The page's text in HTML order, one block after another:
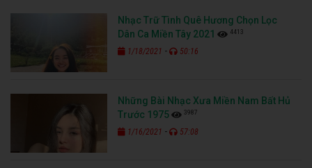
Nhạc Trữ Tình Quê Hương Chọn Lọc
Dân Ca Miền Tây 2021
4413
1/18/2021 - 50:16
Những Bài Nhạc Xưa Miền Nam Bất Hủ
Trước 1975
3987
1/16/2021 - 57:08